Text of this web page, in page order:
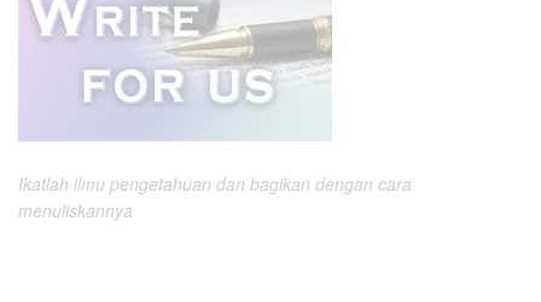
Ikatlah ilmu pengetahuan dan bagikan dengan cara
menuliskannya